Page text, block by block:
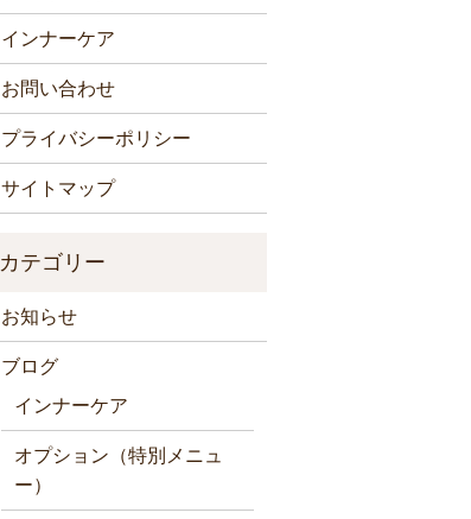
インナーケア
お問い合わせ
プライバシーポリシー
サイトマップ
お知らせ
ブログ
インナーケア
オプション（特別メニュ
ー）